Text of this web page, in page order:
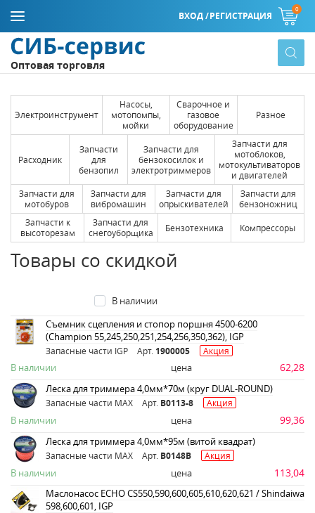
ВХОД /РЕГИСТРАЦИЯ
0
Оптовая торговля
Электроинструмент
Насосы,
мотопомпы,
мойки
Сварочное и
газовое
оборудование
Разное
Расходник
Запчасти
для
бензопил
Запчасти для
бензокосилок и
электротриммеров
Запчасти для
мотоблоков,
мотокультиваторов
и двигателей
Запчасти для
мотобуров
Запчасти для
вибромашин
Запчасти для
опрыскивателей
Запчасти для
бензоножниц
Запчасти к
высоторезам
Запчасти для
снегоуборщика
Бензотехника Компрессоры
Товары со скидкой
В наличии
Съемник сцепления и стопор поршня 4500-6200
(Champion 55,245,250,251,254,256,350,362), IGP
Запасные части IGP Арт. 1900005 Акция
В наличии цена 62,28
Леска для триммера 4,0мм*70м (круг DUAL-ROUND)
Запасные части MAX Арт. B0113-8 Акция
В наличии цена 99,36
Леска для триммера 4,0мм*95м (витой квадрат)
Запасные части MAX Арт. B0148B Акция
В наличии цена 113,04
Маслонасос ECHO CS550,590,600,605,610,620,621 / Shindaiwa
598,600,601, IGP